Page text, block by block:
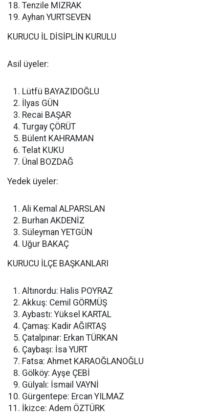
Tenzile MIZRAK
Ayhan YURTSEVEN
KURUCU İL DİSİPLİN KURULU
Asil üyeler:
Lütfü BAYAZIDOĞLU
İlyas GÜN
Recai BAŞAR
Turgay ÇÖRÜT
Bülent KAHRAMAN
Telat KUKU
Ünal BOZDAĞ
Yedek üyeler:
Ali Kemal ALPARSLAN
Burhan AKDENİZ
Süleyman YETGÜN
Uğur BAKAÇ
KURUCU İLÇE BAŞKANLARI
Altınordu: Halis POYRAZ
Akkuş: Cemil GÖRMÜŞ
Aybastı: Yüksel KARTAL
Çamaş: Kadir AĞIRTAŞ
Çatalpınar: Erkan TÜRKAN
Çaybaşı: İsa YURT
Fatsa: Ahmet KARAOĞLANOĞLU
Gölköy: Ayşe ÇEBİ
Gülyalı: İsmail VAYNİ
Gürgentepe: Ercan YILMAZ
İkizce: Adem ÖZTÜRK